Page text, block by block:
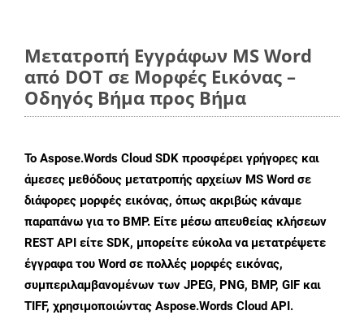
Μετατροπή Εγγράφων MS Word
από DOT σε Μορφές Εικόνας –
Οδηγός Βήμα προς Βήμα
Το Aspose.Words Cloud SDK προσφέρει γρήγορες και
άμεσες μεθόδους μετατροπής αρχείων MS Word σε
διάφορες μορφές εικόνας, όπως ακριβώς κάναμε
παραπάνω για το BMP. Είτε μέσω απευθείας κλήσεων
REST API είτε SDK, μπορείτε εύκολα να μετατρέψετε
έγγραφα του Word σε πολλές μορφές εικόνας,
συμπεριλαμβανομένων των JPEG, PNG, BMP, GIF και
TIFF, χρησιμοποιώντας Aspose.Words Cloud API.